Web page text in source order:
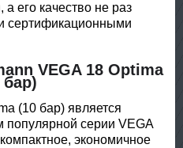
его качество не раз
сертификационными
VEGA 18 Optima
бар)
(10 бар) является
популярной серии VEGA
экономичное